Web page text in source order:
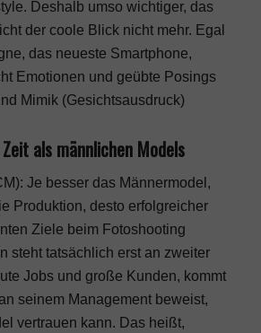
Deshalb umso wichtiger, das
der coole Blick nicht mehr. Egal
das neueste Smartphone,
Emotionen und geübte Posings
Mimik (Gesichtsausdruck)
als männlichen Models
Je besser das Männermodel,
Produktion, desto erfolgreicher
Ziele beim Fotoshooting
steht tatsächlich erst an zweiter
Jobs und große Kunden, kommt
seinem Management beweist,
vertrauen kann. Das heißt,